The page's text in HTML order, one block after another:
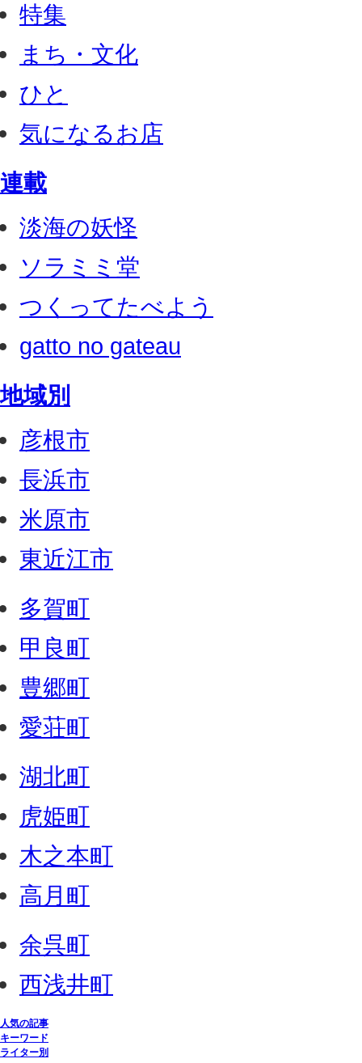
特集
まち・文化
ひと
気になるお店
連載
淡海の妖怪
ソラミミ堂
つくってたべよう
gatto no gateau
地域別
彦根市
長浜市
米原市
東近江市
多賀町
甲良町
豊郷町
愛荘町
湖北町
虎姫町
木之本町
高月町
余呉町
西浅井町
人気の記事
キーワード
ライター別